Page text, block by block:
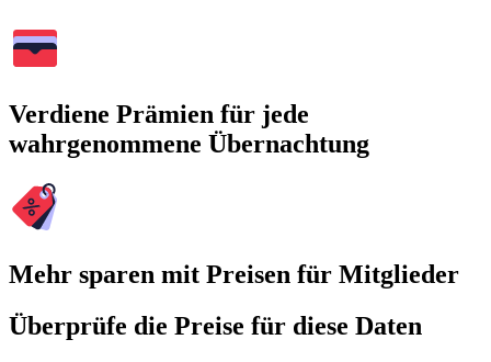
Verdiene Prämien für jede
wahrgenommene Übernachtung
Mehr sparen mit Preisen für Mitglieder
Überprüfe die Preise für diese Daten